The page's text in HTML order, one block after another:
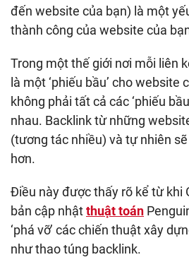
đến website của bạn) là một
thành công của website của
Trong một thế giới nơi mỗi liên
là một ‘phiếu bầu’ cho website
không phải tất cả các ‘phiếu
nhau. Backlink từ những
(tương tác nhiều) và tự nhiên
hơn.
Điều này được thấy rõ kể từ khi
bản cập nhậtthuật toán
‘phá vỡ’ các chiến thuật xây
như thao túng backlink.